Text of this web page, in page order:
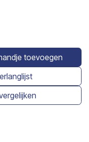
toevoegen